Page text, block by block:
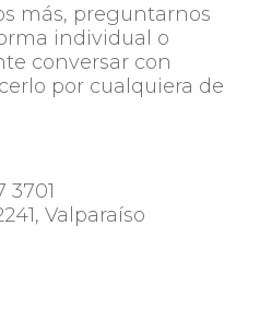
más, preguntarnos
individual o
conversar con
por cualquiera de
3701
Valparaíso